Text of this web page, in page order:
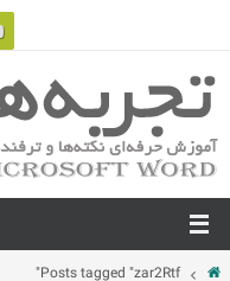
Posts tagged "zar2Rtf"